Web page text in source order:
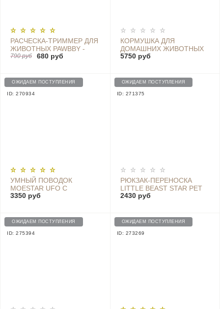
РАСЧЕСКА-ТРИММЕР ДЛЯ
ЖИВОТНЫХ PAWBBY -
MG-PCO001
790 руб 680 руб
КОРМУШКА ДЛЯ
ДОМАШНИХ ЖИВОТНЫХ
PETONEER NUTRI MINI
5750 руб
ОЖИДАЕМ ПОСТУПЛЕНИЯ
ID: 270934
УМНЫЙ ПОВОДОК
MOESTAR UFO С
ФОНАРИКОМ (СЕРЫЙ) -
3350 руб
ОЖИДАЕМ ПОСТУПЛЕНИЯ
ID: 271375
РЮКЗАК-ПЕРЕНОСКА
LITTLE BEAST STAR PET
SCHOOL BAG
2430 руб
ОЖИДАЕМ ПОСТУПЛЕНИЯ
ID: 275394
ОЖИДАЕМ ПОСТУПЛЕНИЯ
ID: 273269